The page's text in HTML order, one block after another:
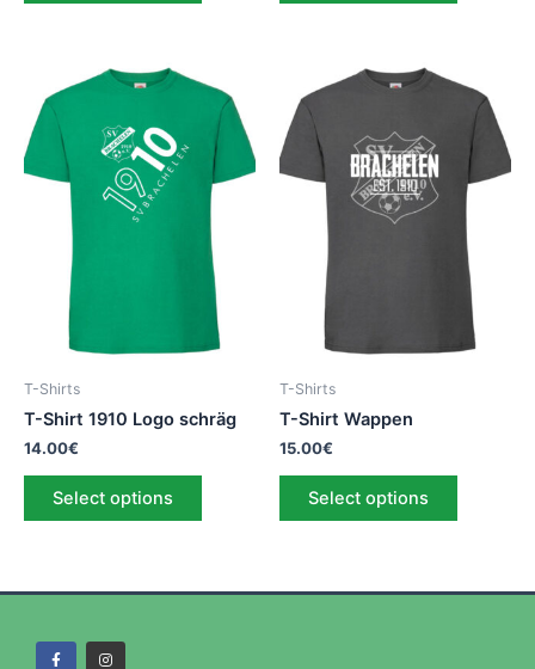
T-Shirts
T-Shirt 1910 Logo schräg
14.00€
Select options
T-Shirts
T-Shirt Wappen
15.00€
Select options